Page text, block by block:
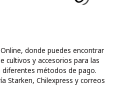
donde puedes encontrar
cultivos y accesorios para las
métodos de pago.
Starken, Chilexpress y correos